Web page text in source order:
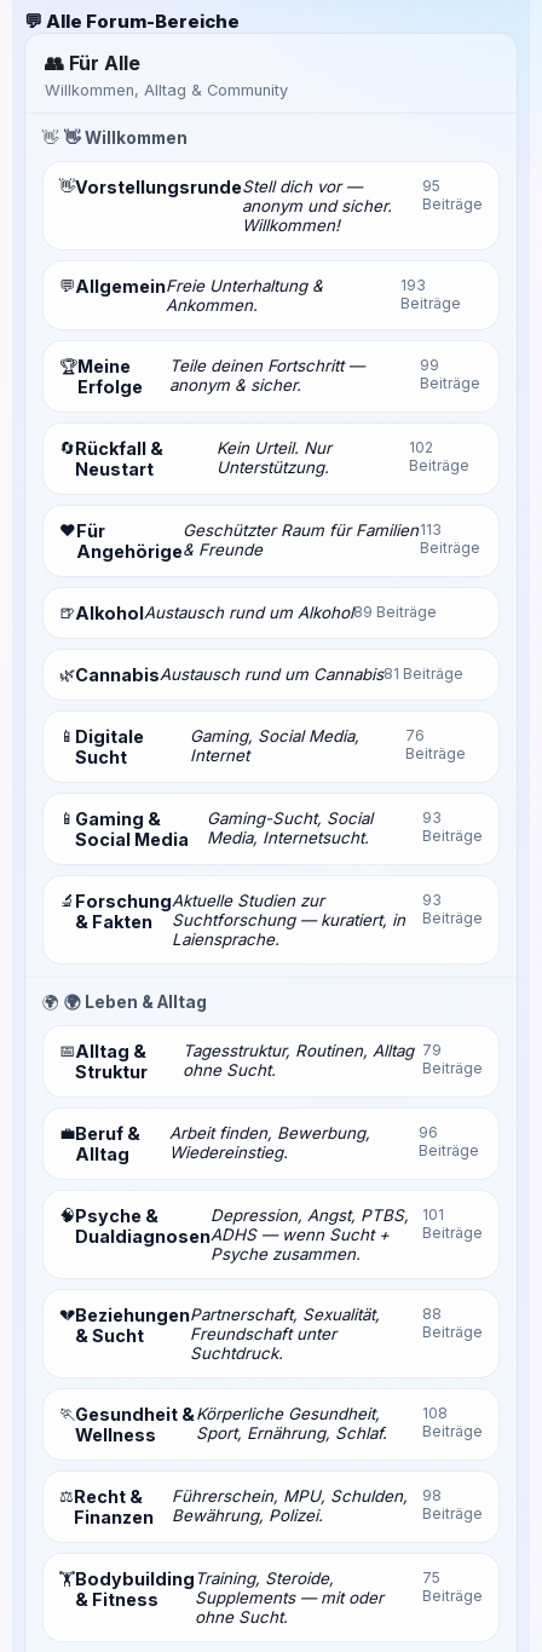
💬 Alle Forum-Bereiche
👥 Für Alle
Willkommen, Alltag & Community
👋 👋 Willkommen
👋VorstellungsrundeStell dich vor —
anonym und sicher.
Willkommen!
95
Beiträge
💬AllgemeinFreie Unterhaltung &
Ankommen.
193
Beiträge
🏆Meine
Erfolge
Teile deinen Fortschritt —
anonym & sicher.
99
Beiträge
🔄Rückfall &
Neustart
Kein Urteil. Nur
Unterstützung.
102
Beiträge
❤️Für
Angehörige
Geschützter Raum für Familien
& Freunde
113
Beiträge
🍺AlkoholAustausch rund um Alkohol89 Beiträge
🌿CannabisAustausch rund um Cannabis81 Beiträge
📱 Digitale
Sucht
Gaming, Social Media,
Internet
76
Beiträge
📱 Gaming &
Social Media
Gaming-Sucht, Social
Media, Internetsucht.
93
Beiträge
🔬 Forschung
& Fakten
Aktuelle Studien zur
Suchtforschung — kuratiert, in
Laiensprache.
93
Beiträge
🌍 🌍 Leben & Alltag
📅Alltag &
Struktur
Tagesstruktur, Routinen, Alltag
ohne Sucht.
79
Beiträge
💼Beruf &
Alltag
Arbeit finden, Bewerbung,
Wiedereinstieg.
96
Beiträge
🧠Psyche &
Dualdiagnosen
Depression, Angst, PTBS,
ADHS — wenn Sucht +
Psyche zusammen.
101
Beiträge
💔Beziehungen
& Sucht
Partnerschaft, Sexualität,
Freundschaft unter
Suchtdruck.
88
Beiträge
🏃Gesundheit &
Wellness
Körperliche Gesundheit,
Sport, Ernährung, Schlaf.
108
Beiträge
⚖️Recht &
Finanzen
Führerschein, MPU, Schulden,
Bewährung, Polizei.
98
Beiträge
🏋️Bodybuilding
& Fitness
Training, Steroide,
Supplements — mit oder
ohne Sucht.
75
Beiträge